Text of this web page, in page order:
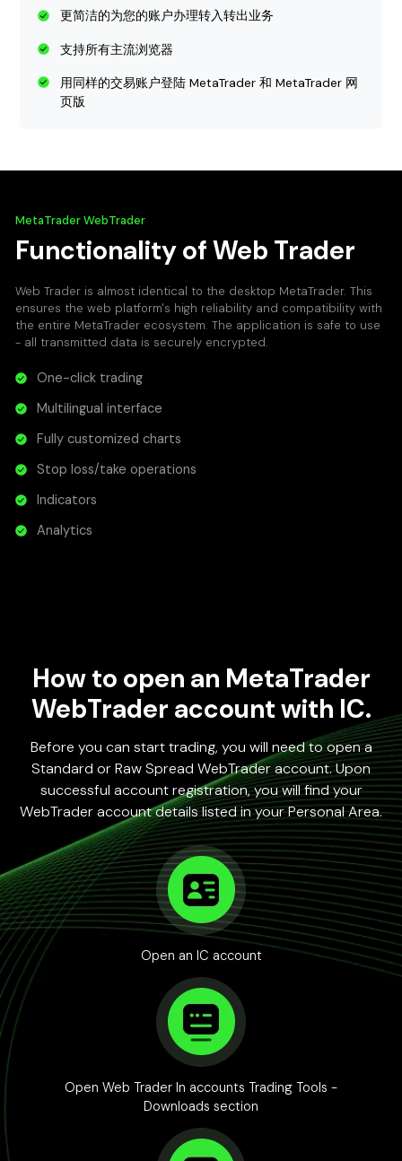
更简洁的为您的账户办理转入转出业务
支持所有主流浏览器
用同样的交易账户登陆 MetaTrader 和 MetaTrader 网
页版
MetaTrader WebTrader
Functionality of Web Trader
Web Trader is almost identical to the desktop MetaTrader. This
ensures the web platform's high reliability and compatibility with
the entire MetaTrader ecosystem. The application is safe to use
- all transmitted data is securely encrypted.
One-click trading
Multilingual interface
Fully customized charts
Stop loss/take operations
Indicators
Analytics
How to open an MetaTrader
WebTrader account with IC.
Before you can start trading, you will need to open a
Standard or Raw Spread WebTrader account. Upon
successful account registration, you will find your
WebTrader account details listed in your Personal Area.
Open an IC account
Open Web Trader In accounts Trading Tools -
Downloads section